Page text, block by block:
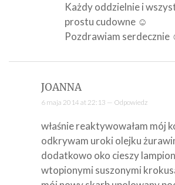
Każdy oddzielnie i
prostu cudowne ☺
Pozdrawiam serdecznie
JOANNA
6 maja 2014 at 22:13 — Odpowiedz
właśnie reaktywowałam mój
odkrywam uroki olejku
dodatkowo oko cieszy
wtopionymi suszonymi